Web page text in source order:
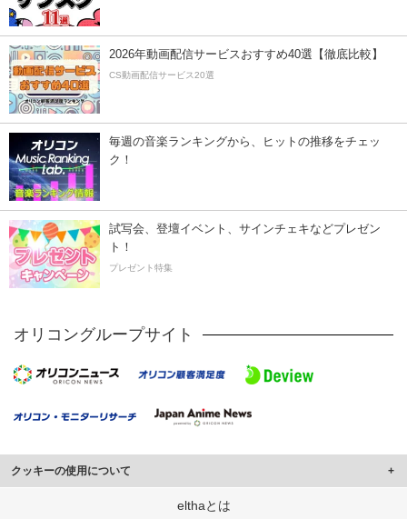
2026年動画配信サービスおすすめ40選【徹底比較】
CS動画配信サービス20選
毎週の音楽ランキングから、ヒットの推移をチェッ
ク！
試写会、登壇イベント、サインチェキなどプレゼン
ト！
プレゼント特集
オリコングループサイト
クッキーの使用について
このサイトでは Cookie を使用して、ユーザーに合わせたコンテンツや広告の
elthaとは